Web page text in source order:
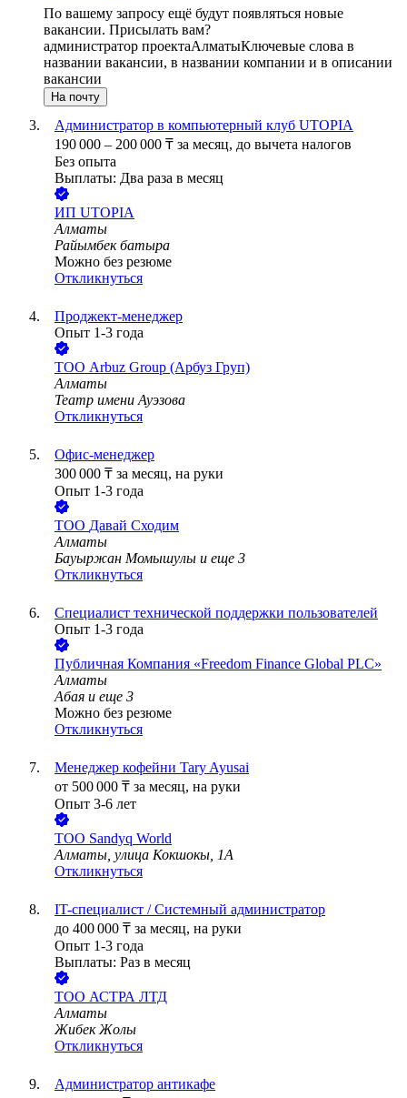
По вашему запросу ещё будут появляться новые
вакансии. Присылать вам?
администратор проектаАлматыКлючевые слова в
названии вакансии, в названии компании и в описании
вакансии
На почту
Администратор в компьютерный клуб UTOPIA
190 000 – 200 000 ₸ за месяц, до вычета налогов
Без опыта
Выплаты: Два раза в месяц
ИП UTOPIA
Алматы
Райымбек батыра
Можно без резюме
Откликнуться
Проджект-менеджер
Опыт 1-3 года
ТОО Arbuz Group (Арбуз Груп)
Алматы
Театр имени Ауэзова
Откликнуться
Офис-менеджер
300 000 ₸ за месяц, на руки
Опыт 1-3 года
ТОО Давай Сходим
Алматы
Бауыржан Момышулы и еще 3
Откликнуться
Специалист технической поддержки пользователей
Опыт 1-3 года
Публичная Компания «Freedom Finance Global PLC»
Алматы
Абая и еще 3
Можно без резюме
Откликнуться
Менеджер кофейни Tary Ayusai
от 500 000 ₸ за месяц, на руки
Опыт 3-6 лет
ТОО Sandyq World
Алматы, улица Кокшокы, 1А
Откликнуться
IT-специалист / Системный администратор
до 400 000 ₸ за месяц, на руки
Опыт 1-3 года
Выплаты: Раз в месяц
ТОО АСТРА ЛТД
Алматы
Жибек Жолы
Откликнуться
Администратор антикафе